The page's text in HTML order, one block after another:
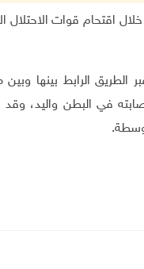
خلال اقتحام قوات الاحتلال
الطريق الرابط بينها
من العمر 32 عاما، ما أدى إلى إصابته في البطن